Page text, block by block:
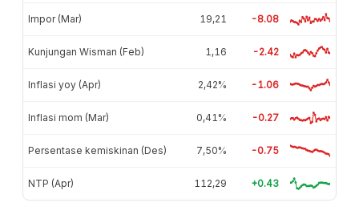
Impor (Mar) 19,21 -8.08
Kunjungan Wisman (Feb) 1,16 -2.42
Inflasi yoy (Apr) 2,42% -1.06
Inflasi mom (Mar) 0,41% -0.27
Persentase kemiskinan (Des) 7,50% -0.75
NTP (Apr) 112,29 +0.43